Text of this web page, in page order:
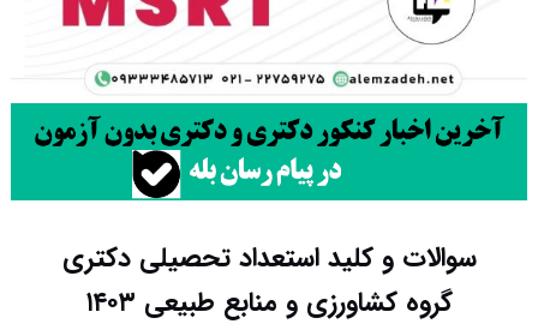
سوالات و کلید استعداد تحصیلی دکتری
گروه کشاورزی و منابع طبیعی ۱۴۰۳